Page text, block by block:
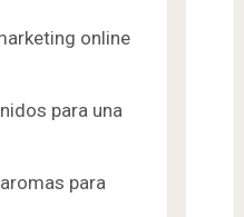
online
para una
para